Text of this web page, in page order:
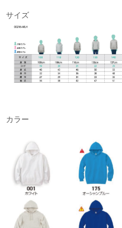
サイズ
カラー